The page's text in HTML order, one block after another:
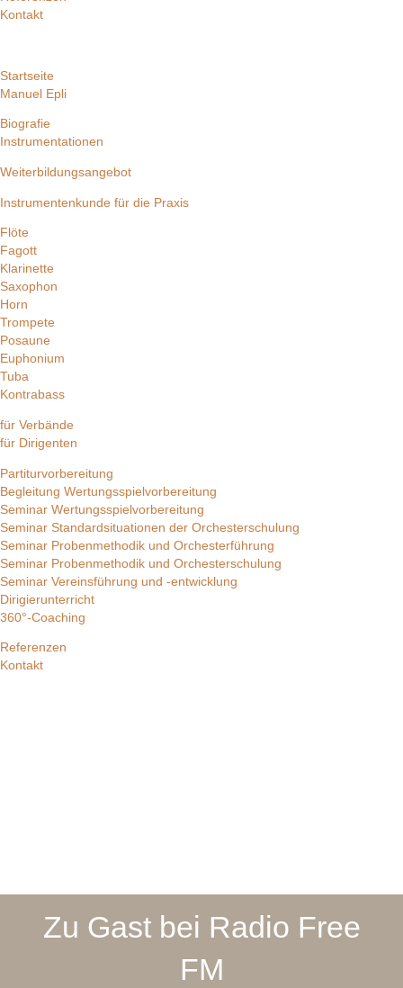
Kontakt
Startseite
Manuel Epli
Biografie
Instrumentationen
Weiterbildungsangebot
Instrumentenkunde für die Praxis
Flöte
Fagott
Klarinette
Saxophon
Horn
Trompete
Posaune
Euphonium
Tuba
Kontrabass
für Verbände
für Dirigenten
Partiturvorbereitung
Begleitung Wertungsspielvorbereitung
Seminar Wertungsspielvorbereitung
Seminar Standardsituationen der Orchesterschulung
Seminar Probenmethodik und Orchesterführung
Seminar Probenmethodik und Orchesterschulung
Seminar Vereinsführung und -entwicklung
Dirigierunterricht
360°-Coaching
Referenzen
Kontakt
Zu Gast bei Radio Free
FM